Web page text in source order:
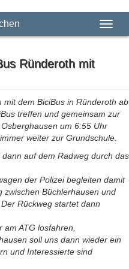
Ründeroth mit
dem BiciBus in Ründeroth ab
treffen und gemeinsam zur
um 6:55 Uhr
weiter zur Grundschule.
dann auf dem Radweg durch das
der Polizei begleiten damit
zwischen Büchlerhausen und
Rückweg startet dann
ATG losfahren,
soll uns dann wieder ein
und Interessierte sind